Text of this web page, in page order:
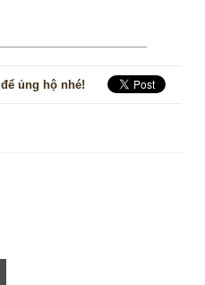
để ủng hộ nhé!